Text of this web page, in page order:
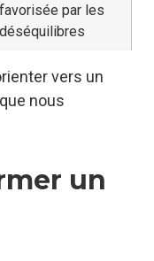
favorisée par les
déséquilibres
vers un
nous
un